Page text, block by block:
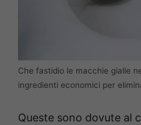
Che fastidio le macchie gialle
ingredienti economici per
Queste sono dovute al